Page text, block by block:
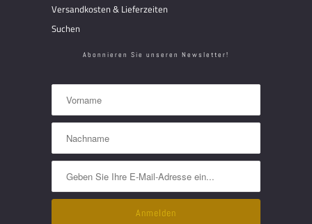
Versandkosten & Lieferzeiten
Suchen
Abonnieren Sie unseren Newsletter!